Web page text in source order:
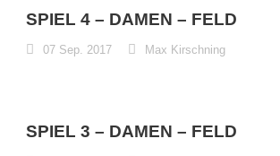
SPIEL 4 – DAMEN – FELD
07 Sep. 2017
Max Kirschning
SPIEL 3 – DAMEN – FELD